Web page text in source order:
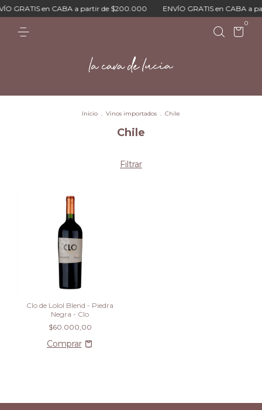
GRATIS en CABA a partir de $200.000 ENVÍO GRATIS en CABA a
0
Inicio . Vinos importados . Chile
Chile
Filtrar
Clo de Lolol Blend - Piedra
Negra - Clo
$60.000,00